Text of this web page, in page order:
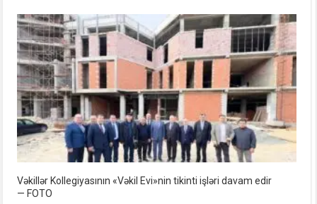
Vəkillər Kollegiyasının «Vəkil Evi»nin tikinti işləri davam edir
— FOTO